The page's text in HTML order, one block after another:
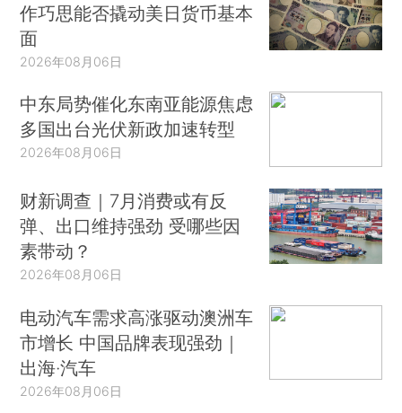
作巧思能否撬动美日货币基本
面
2026年08月06日
中东局势催化东南亚能源焦虑
多国出台光伏新政加速转型
2026年08月06日
财新调查｜7月消费或有反
弹、出口维持强劲 受哪些因
素带动？
2026年08月06日
电动汽车需求高涨驱动澳洲车
市增长 中国品牌表现强劲｜
出海·汽车
2026年08月06日